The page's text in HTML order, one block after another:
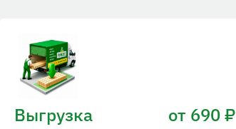
Выгрузка от 690 ₽